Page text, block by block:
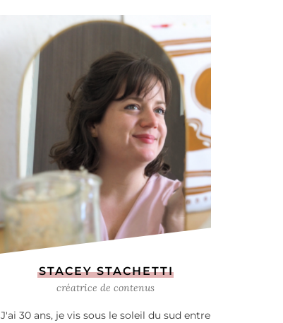
STACEY STACHETTI
créatrice de contenus
J'ai 30 ans, je vis sous le soleil du sud entre